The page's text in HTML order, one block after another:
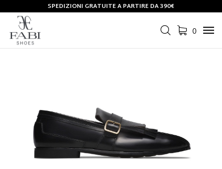
SPEDIZIONI GRATUITE A PARTIRE DA 390€
0